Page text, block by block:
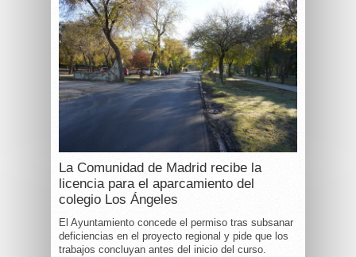
La Comunidad de Madrid recibe la
licencia para el aparcamiento del
colegio Los Ángeles
El Ayuntamiento concede el permiso tras subsanar
deficiencias en el proyecto regional y pide que los
trabajos concluyan antes del inicio del curso.